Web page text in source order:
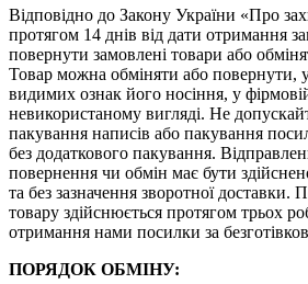
Відповідно до Закону України «Про
протягом 14 днів від дати отримання
повернути замовлені товари або
Товар можна обміняти або повернути, у
видимих ​​ознак його носіння, у
невикористаному вигляді. Не
пакування написів або пакування
без додаткового пакування.
повернення чи обмін має бути
та без зазначення зворотної доставки.
товару здійснюється протягом трьох
отримання нами посилки за
ПОРЯДОК ОБМІНУ: